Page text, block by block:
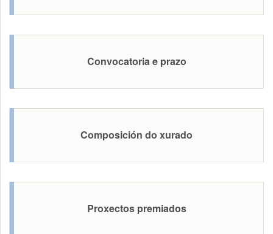
Convocatoria e prazo
Composición do xurado
Proxectos premiados